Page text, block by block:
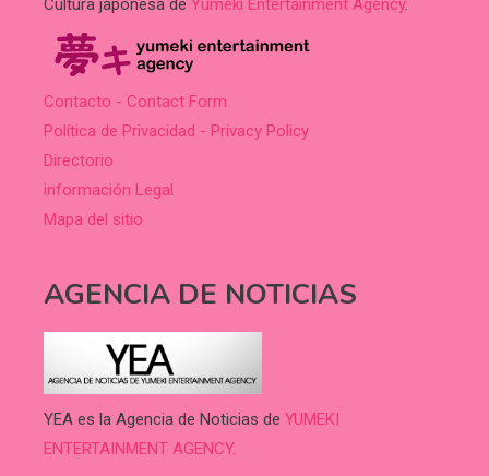
Cultura japonesa de Yumeki Entertainment Agency.
Contacto - Contact Form
Política de Privacidad - Privacy Policy
Directorio
información Legal
Mapa del sitio
AGENCIA DE NOTICIAS
YEA es la Agencia de Noticias de YUMEKI
ENTERTAINMENT AGENCY.